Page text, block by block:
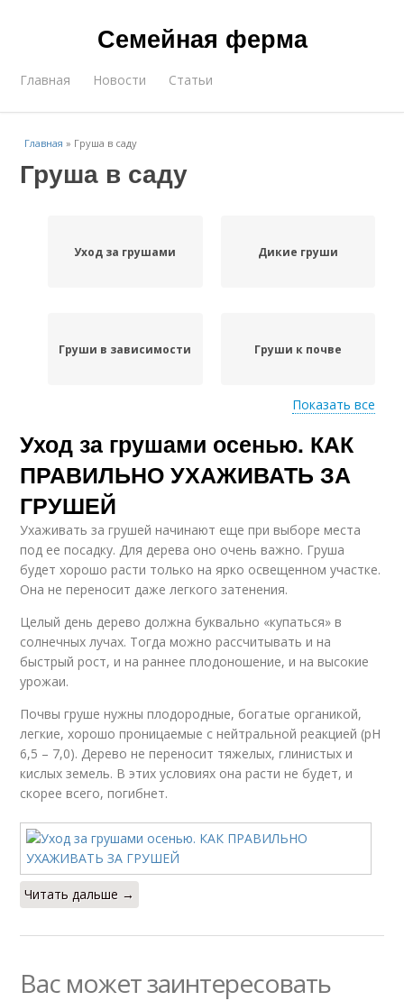
Семейная ферма
Главная Новости Статьи
Главная » Груша в саду
Груша в саду
Уход за грушами Дикие груши
Груши в зависимости Груши к почве
Груши для посадки Уход за грушей
Показать все
Уход за грушами осенью. КАК
ПРАВИЛЬНО УХАЖИВАТЬ ЗА
ГРУШЕЙ
Ухаживать за грушей начинают еще при выборе места
под ее посадку. Для дерева оно очень важно. Груша
будет хорошо расти только на ярко освещенном участке.
Она не переносит даже легкого затенения.
Целый день дерево должна буквально «купаться» в
солнечных лучах. Тогда можно рассчитывать и на
быстрый рост, и на раннее плодоношение, и на высокие
урожаи.
Почвы груше нужны плодородные, богатые органикой,
легкие, хорошо проницаемые с нейтральной реакцией (рН
6,5 – 7,0). Дерево не переносит тяжелых, глинистых и
кислых земель. В этих условиях она расти не будет, и
скорее всего, погибнет.
Читать дальше →
Вас может заинтересовать